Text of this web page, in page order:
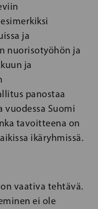
ja
nuorisotyöhön ja
ja
panostaa
vuodessa Suomi
tavoitteena on
ikäryhmissä.
vaativa tehtävä.
ei ole